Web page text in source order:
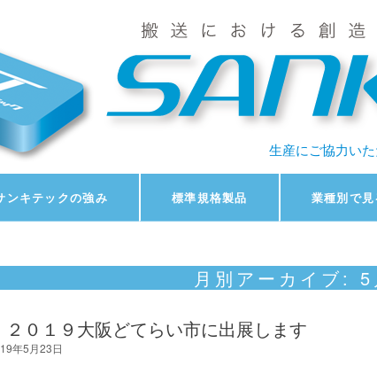
生産にご協力い
ンキテックの強み 標準規格製品 業種別で見
月別アーカイブ:
２０１９大阪どてらい市に出展します
年5月23日